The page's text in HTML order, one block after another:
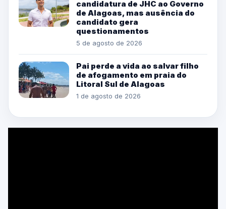
candidatura de JHC ao Governo
de Alagoas, mas ausência do
candidato gera
questionamentos
5 de agosto de 2026
Pai perde a vida ao salvar filho
de afogamento em praia do
Litoral Sul de Alagoas
1 de agosto de 2026